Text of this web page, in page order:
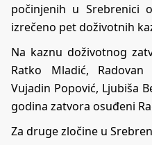
počinjenih u Srebrenici
izrečeno pet doživotnih
Na kaznu doživotnog
Ratko Mladić, Radovan
Vujadin Popović, Ljubiša
godina zatvora osuđeni
Za druge zločine u